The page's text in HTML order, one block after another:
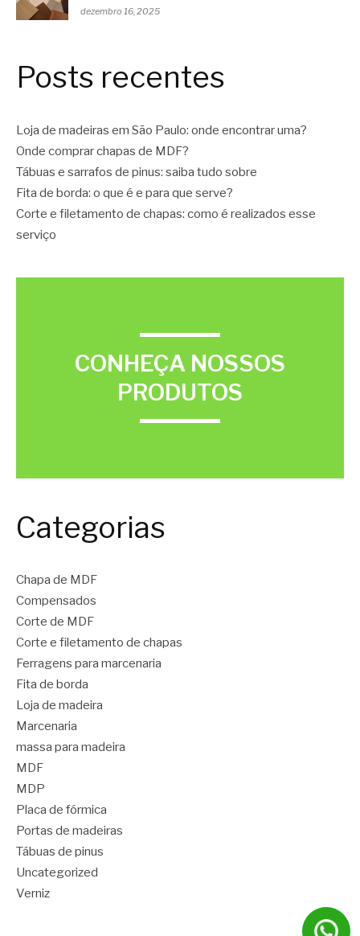
dezembro 16, 2025
Posts recentes
Loja de madeiras em São Paulo: onde encontrar uma?
Onde comprar chapas de MDF?
Tábuas e sarrafos de pinus: saiba tudo sobre
Fita de borda: o que é e para que serve?
Corte e filetamento de chapas: como é realizados esse
serviço
CONHEÇA NOSSOS
PRODUTOS
Categorias
Chapa de MDF
Compensados
Corte de MDF
Corte e filetamento de chapas
Ferragens para marcenaria
Fita de borda
Loja de madeira
Marcenaria
massa para madeira
MDF
MDP
Placa de fórmica
Portas de madeiras
Tábuas de pinus
Uncategorized
Verniz